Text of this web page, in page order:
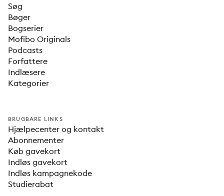
Søg
Bøger
Bogserier
Mofibo Originals
Podcasts
Forfattere
Indlæsere
Kategorier
BRUGBARE LINKS
Hjælpecenter og kontakt
Abonnementer
Køb gavekort
Indløs gavekort
Indløs kampagnekode
Studierabat